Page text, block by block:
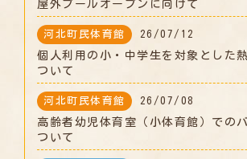
屋外プールオープンに向けて
河北町民体育館 26/07/12
個人利用の小・中学生を対象とした
ついて
河北町民体育館 26/07/08
高齢者幼児体育室（小体育館）での
ついて